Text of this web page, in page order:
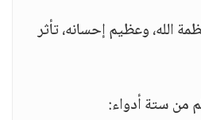
الله، وعظيم إحسانه، تأثر
من ستة أدواء: